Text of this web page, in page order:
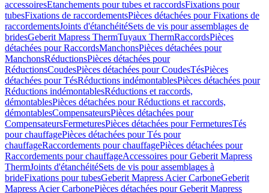
accessoiresEtanchements pour tubes et raccordsFixations pour
tubesFixations de raccordementsPièces détachées pour Fixations de
raccordementsJoints d'étanchéitéSets de vis pour assemblages de
bridesGeberit Mapress ThermTuyaux ThermRaccordsPièces
détachées pour RaccordsManchonsPièces détachées pour
ManchonsRéductionsPièces détachées pour
RéductionsCoudesPièces détachées pour CoudesTésPièces
détachées pour TésRéductions indémontablesPièces détachées pour
Réductions indémontablesRéductions et raccords,
démontablesPièces détachées pour Réductions et raccords,
démontablesCompensateursPièces détachées pour
CompensateursFermeturesPièces détachées pour FermeturesTés
pour chauffagePièces détachées pour Tés pour
chauffageRaccordements pour chauffagePièces détachées pour
Raccordements pour chauffageAccessoires pour Geberit Mapress
ThermJoints d'étanchéitéSets de vis pour assemblages à
brideFixations pour tubesGeberit Mapress Acier CarboneGeberit
Mapress Acier CarbonePièces détachées pour Geberit Mapress